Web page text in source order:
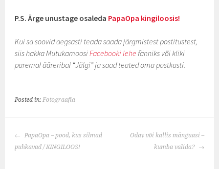
P.S. Ärge unustage osaleda PapaOpa kingiloosis!
Kui sa soovid aegsasti teada saada järgmistest postitustest,
siis hakka MutukamoosiFacebooki lehe fänniks või kliki
paremal ääreribal “Jälgi” ja saad teated oma postkasti.
Posted in:Fotograafia
POST
NAVIGATION
PapaOpa – pood, kus silmad
puhkavad / KINGILOOS!
Odav või kallis mänguasi –
kumba valida?